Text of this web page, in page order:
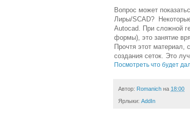
Вопрос может
Лиры/SCAD?
Autocad. При сложной
формы), это занятие
Прочтя этот материал,
создания сеток. Это
Посмотреть что будет
Автор: Romanich на 18:00
Ярлыки: AddIn